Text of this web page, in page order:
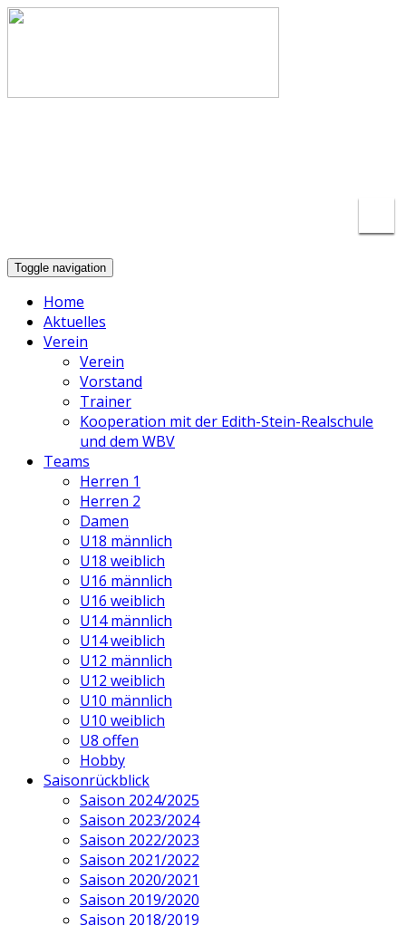
Toggle navigation
Home
Aktuelles
Verein
Verein
Vorstand
Trainer
Kooperation mit der Edith-Stein-Realschule
und dem WBV
Teams
Herren 1
Herren 2
Damen
U18 männlich
U18 weiblich
U16 männlich
U16 weiblich
U14 männlich
U14 weiblich
U12 männlich
U12 weiblich
U10 männlich
U10 weiblich
U8 offen
Hobby
Saisonrückblick
Saison 2024/2025
Saison 2023/2024
Saison 2022/2023
Saison 2021/2022
Saison 2020/2021
Saison 2019/2020
Saison 2018/2019